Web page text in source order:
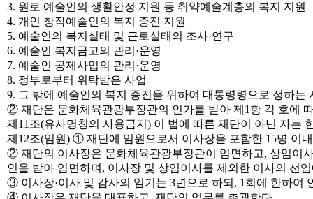
3. 원로 예술인의 생활안정 지원 등 취약예술계층의 복지 지원
4. 개인 창작예술인의 복지 증진 지원
5. 예술인의 복지실태 및 근로실태의 조사·연구
6. 예술인 복지금고의 관리·운영
7. 예술인 공제사업의 관리·운영
8. 정부로부터 위탁받은 사업
9. 그 밖에 예술인의 복지 증진을 위하여 대통령령으로 정하는
② 재단은 문화체육관광부장관의 인가를 받아 제1항 각 호에
제11조(유사명칭의 사용금지) 이 법에 따른 재단이 아닌 자는
제12조(임원) ① 재단에 임원으로서 이사장을 포함한 15명 이
② 재단의 이사장은 문화체육관광부장관이 임면하고, 상임이
인을 받아 임면하며, 이사장 및 상임이사를 제외한 이사의 선
③ 이사장·이사 및 감사의 임기는 3년으로 하되, 1회에 한하여